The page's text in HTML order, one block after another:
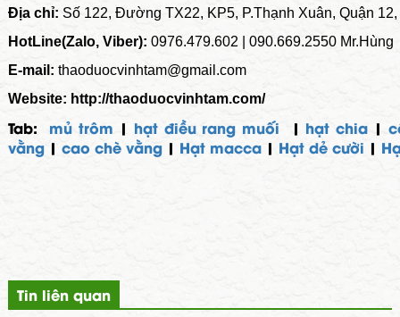
Địa chỉ: Số 122, Đường TX22, KP5, P.Thạnh Xuân, Quận 12,
HotLine(Zalo, Viber): 0976.479.602 | 090.669.2550 Mr.Hùng
E-mail: thaoduocvinhtam@gmail.com
Website: http://thaoduocvinhtam.com/
Tab: mủ trôm | hạt điều rang muối | hạt chia |
vằng| cao chè vằng| Hạt macca| Hạt dẻ cười |
Tin liên quan